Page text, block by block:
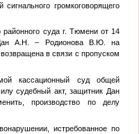
громкоговорящего
суда г. Тюмени от 14
А.Н. – Родионова В.Ю. на
в связи с пропуском
кассационный суд общей
судебный акт, защитник Дан
производство по делу
истребованное по